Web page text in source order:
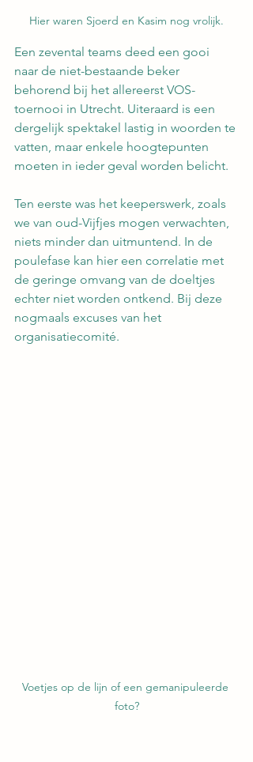
Hier waren Sjoerd en Kasim nog vrolijk.
Een zevental teams deed een gooi
naar de niet-bestaande beker
behorend bij het allereerst VOS-
toernooi in Utrecht. Uiteraard is een
dergelijk spektakel lastig in woorden te
vatten, maar enkele hoogtepunten
moeten in ieder geval worden belicht.
Ten eerste was het keeperswerk, zoals
we van oud-Vijfjes mogen verwachten,
niets minder dan uitmuntend. In de
poulefase kan hier een correlatie met
de geringe omvang van de doeltjes
echter niet worden ontkend. Bij deze
nogmaals excuses van het
organisatiecomité.
Voetjes op de lijn of een gemanipuleerde
foto?